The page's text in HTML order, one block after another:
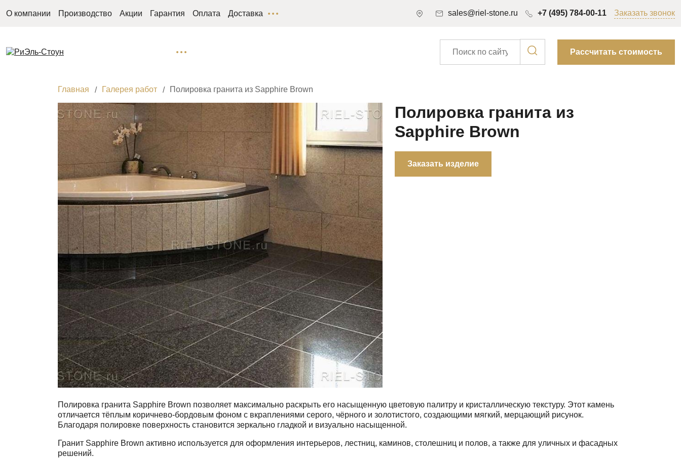
О компании Производство Акции Гарантия Оплата Доставка sales@riel-stone.ru +7 (495) 784-00-11 Заказать звонок
Рассчитать стоимость
Главная Галерея работ Полировка гранита из Sapphire Brown
Полировка гранита из
Sapphire Brown
Заказать изделие
Полировка гранита Sapphire Brown позволяет максимально раскрыть его насыщенную цветовую палитру и кристаллическую текстуру. Этот камень
отличается тёплым коричнево-бордовым фоном с вкраплениями серого, чёрного и золотистого, создающими мягкий, мерцающий рисунок.
Благодаря полировке поверхность становится зеркально гладкой и визуально насыщенной.
Гранит Sapphire Brown активно используется для оформления интерьеров, лестниц, каминов, столешниц и полов, а также для уличных и фасадных
решений.